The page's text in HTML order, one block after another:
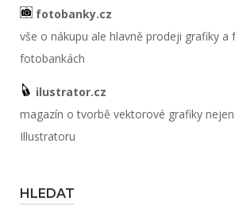
fotobanky.cz
vše o nákupu ale hlavně prodeji grafiky
fotobankách
ilustrator.cz
magazín o tvorbě vektorové grafiky
Illustratoru
HLEDAT